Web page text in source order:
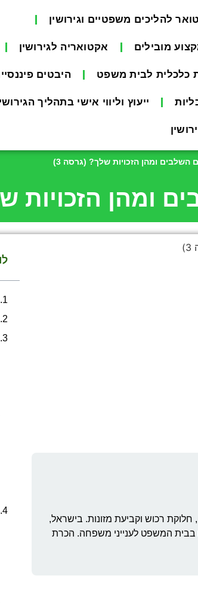
להליכים משפטיים וגירושין
מובילים אקטואריה לגירושין
כלכלית לבית משפט היבטים
ייעוץ וליווי אישי בתהליך
ומהן הזכויות שלך? (גרסה 3)
ומהן הזכויות
רכוש וקביעת מזונות. בישראל,
גם בבית המשפט לענייני משפחה. הכרת